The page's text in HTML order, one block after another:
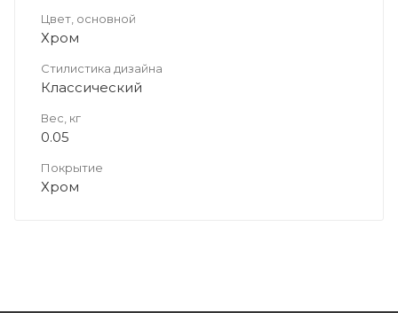
Цвет, основной
Хром
Стилистика дизайна
Классический
Вес, кг
0.05
Покрытие
Хром